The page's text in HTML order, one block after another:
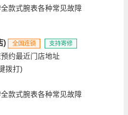
款式腕表各种常见故障
) 全国连锁 支持寄修
约最近门店地址
拨打)
款式腕表各种常见故障